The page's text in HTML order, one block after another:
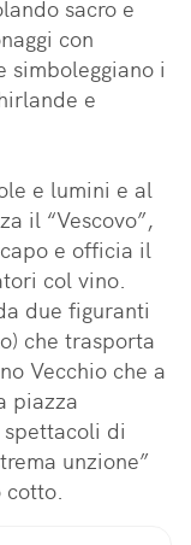
sacro e
con
simboleggiano i
e
e lumini e al
il “Vescovo”,
e officia il
col vino.
due figuranti
che trasporta
Vecchio che a
piazza
di
unzione”
cotto.